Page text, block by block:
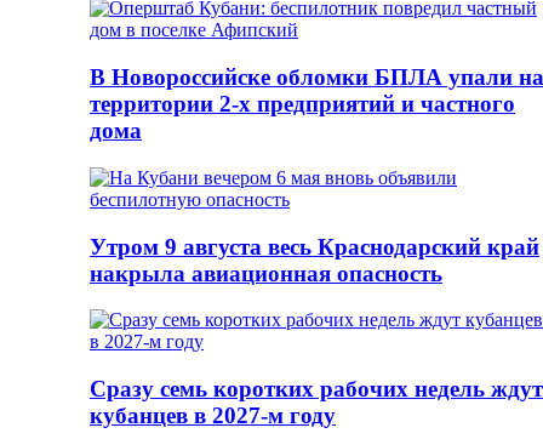
В Новороссийске обломки БПЛА упали на
территории 2-х предприятий и частного
дома
Утром 9 августа весь Краснодарский край
накрыла авиационная опасность
Сразу семь коротких рабочих недель ждут
кубанцев в 2027-м году